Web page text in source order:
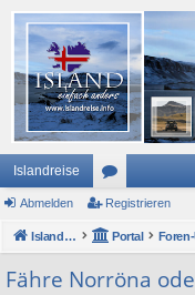
Islandreise
or
en
Abmelden Registrieren
Islandreise Portal
Fähre Norröna